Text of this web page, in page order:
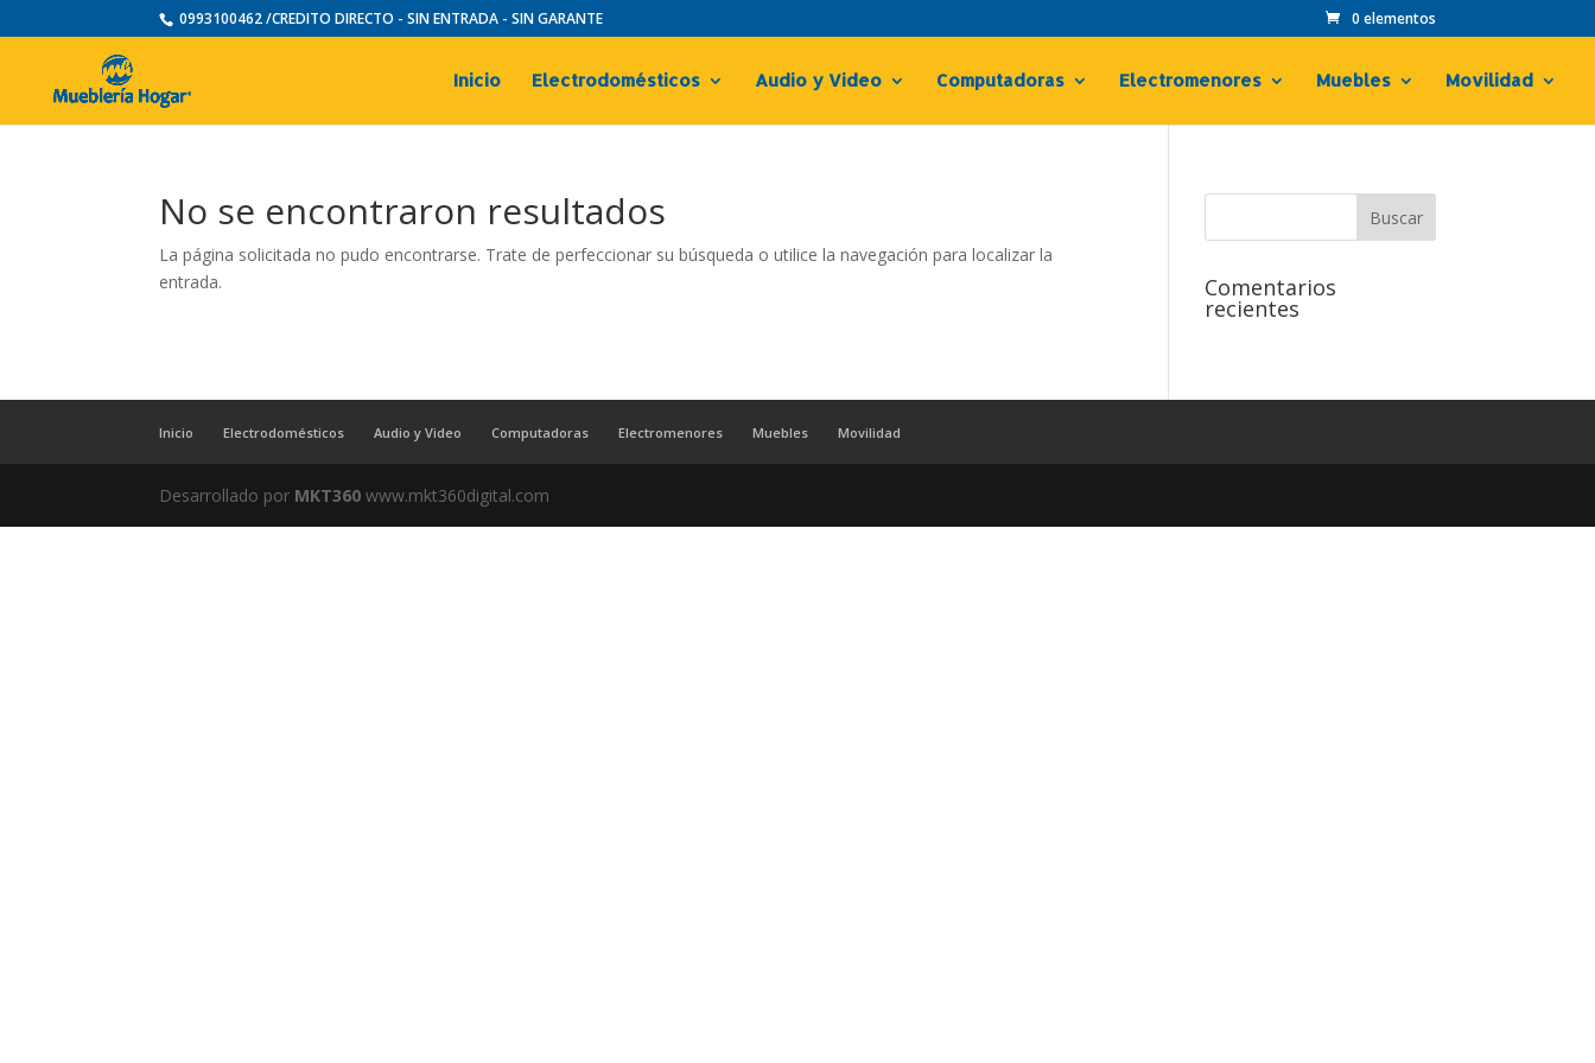
0993100462 /CREDITO DIRECTO - SIN ENTRADA - SIN GARANTE 0 elementos
Inicio Electrodomésticos Audio y Video Computadoras Electromenores Muebles Movilidad
No se encontraron resultados
La página solicitada no pudo encontrarse. Trate de perfeccionar su búsqueda o utilice la navegación para localizar la
entrada.
Comentarios
recientes
Inicio Electrodomésticos Audio y Video Computadoras Electromenores Muebles Movilidad
Desarrollado por MKT360 www.mkt360digital.com